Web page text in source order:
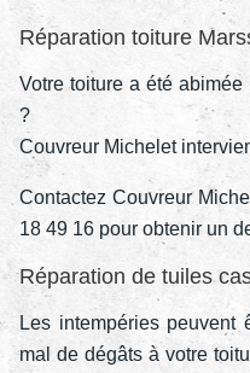
Réparation toiture
Votre toiture a été
?
Couvreur Michelet
Contactez Couvreur
18 49 16 pour obtenir un
Réparation de tuiles
Les intempéries peuvent
mal de dégâts à votre